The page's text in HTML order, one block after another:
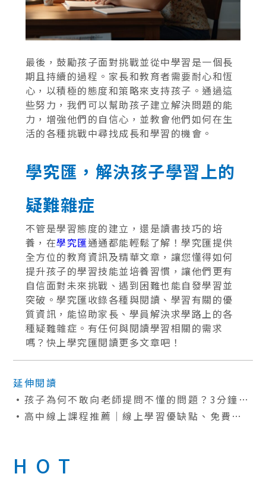
最後，鼓勵孩子面對挑戰並從中學習是一個長
期且持續的過程。家長和教育者需要耐心和恆
心，以積極的態度和策略來支持孩子。通過這
些努力，我們可以幫助孩子建立解決問題的能
力，增強他們的自信心，並教會他們如何在生
活的各種挑戰中尋找成長和學習的機會。
學究匯，解決孩子學習上的
疑難雜症
不管是學習態度的建立，還是讀書技巧的培
養，在學究匯通通都能輕鬆了解！學究匯提供
全方位的教育資訊及精華文章，讓您懂得如何
提升孩子的學習技能並培養習慣，讓他們更有
自信面對未來挑戰、遇到困難也能自發學習並
突破。學究匯收錄各種與閱讀、學習有關的優
質資訊，能協助家長、學員解決求學路上的各
種疑難雜症。有任何與閱讀學習相關的需求
嗎？快上學究匯閱讀更多文章吧！
延伸閱讀
孩子為何不敢向老師提問不懂的問題？3分鐘了
解不敢提問的原因和解決方法
高中線上課程推薦｜線上學習優缺點、免費線
HOT